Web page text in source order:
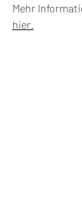
Mehr
hier.